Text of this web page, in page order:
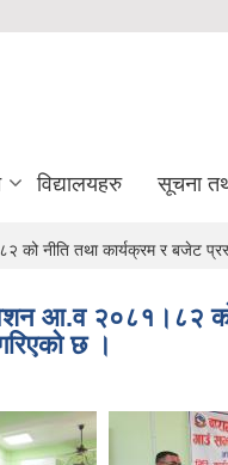
विद्यालयहरु सूचना
को नीति तथा कार्यक्रम र
आ.व
छ ।